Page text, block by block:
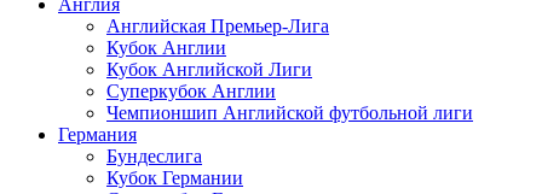
Англия
Английская Премьер-Лига
Кубок Англии
Кубок Английской Лиги
Суперкубок Англии
Чемпионшип Английской футбольной лиги
Германия
Бундеслига
Кубок Германии